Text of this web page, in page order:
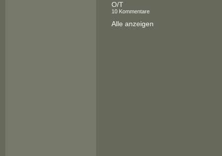
O/T
10 Kommentare
Alle anzeigen